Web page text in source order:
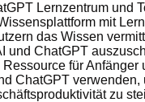
Lernzentrum und
mit
das Wissen
und ChatGPT
für Anfänger
ChatGPT verwenden,
zu